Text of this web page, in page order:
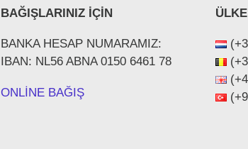
BAĞIŞLARINIZ İÇİN
BANKA HESAP NUMARAMIZ:
IBAN: NL56 ABNA 0150 6461 78
ONLİNE BAĞIŞ